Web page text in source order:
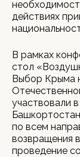
действиях
В рамках
стол
Выбор Крыма
участвовали
по всем
возвращения
проведение